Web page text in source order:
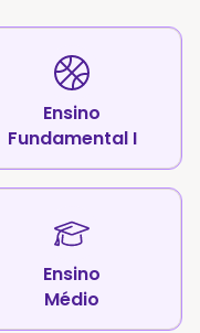
Ensino
Fundamental I
Ensino
Médio